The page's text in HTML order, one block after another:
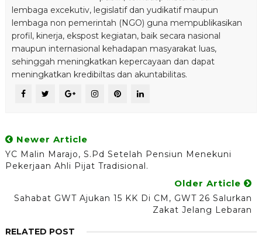
lembaga excekutiv, legislatif dan yudikatif maupun
lembaga non pemerintah (NGO) guna mempublikasikan
profil, kinerja, ekspost kegiatan, baik secara nasional
maupun internasional kehadapan masyarakat luas,
sehinggah meningkatkan kepercayaan dan dapat
meningkatkan kredibiltas dan akuntabilitas.
Newer Article
YC Malin Marajo, S.Pd Setelah Pensiun Menekuni
Pekerjaan Ahli Pijat Tradisional.
Older Article
Sahabat GWT Ajukan 15 KK Di CM, GWT 26 Salurkan
Zakat Jelang Lebaran
RELATED POST